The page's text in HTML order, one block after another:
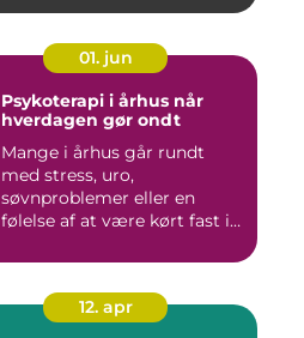
01. jun
Psykoterapi i århus når
hverdagen gør ondt
Mange i århus går rundt
med stress, uro,
søvnproblemer eller en
følelse af at være kørt fast i
12. apr